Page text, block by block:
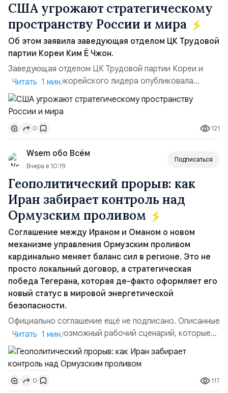
США угрожают стратегическому
пространству России и мира
Об этом заявила заведующая отделом ЦК Трудовой
партии Кореи Ким Ё Чжон.
Заведующая отделом ЦК Трудовой партии Кореи и
сестра северокорейского лидера опубликовала
заявление для прессы в ответ на проведение Токио
совместных с флотом США запусков крылатых ракет
Томагавк.«Япония отбросила обманчивую видимость
„исключительно оборонительной страны“ и выносит
вопрос о собственном ядерном вооружении на
всеобщее обозрение, одновреме...
Читать 1 мин.
0 121
Wsem обо Всём
Вчера в 10:19
Подписаться
Геополитический прорыв: как
Иран забирает контроль над
Ормузским проливом
Соглашение между Ираном и Оманом о новом
механизме управления Ормузским проливом
кардинально меняет баланс сил в регионе. Это не
просто локальный договор, а стратегическая
победа Тегерана, которая де-факто оформляет его
новый статус в мировой энергетической
безопасности.
Официально соглашение ещё не подписано. Описанные
пункты — это возможный рабочий сценарий, которые
скорее всего будут реализованы.Разбираем ключевые
тезисы и последствия этого соглашения:. 1. Новые
доли контроля (75 на 25). Было: Ранее Иран и Оман
контролировали пролив на паритетных началах —
Читать 1 мин.
0 117